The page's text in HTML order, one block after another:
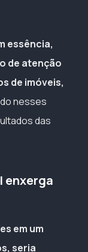
essência,
de atenção
de imóveis,
nesses
das
enxerga
em um
seria